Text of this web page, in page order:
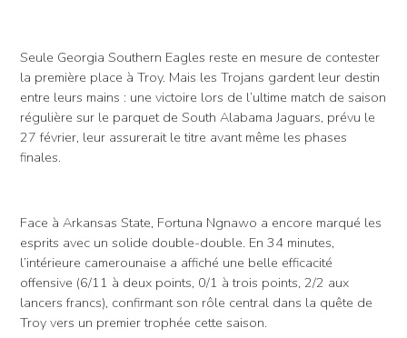
Seule Georgia Southern Eagles reste en mesure de contester
la première place à Troy. Mais les Trojans gardent leur destin
entre leurs mains : une victoire lors de l’ultime match de saison
régulière sur le parquet de South Alabama Jaguars, prévu le
27 février, leur assurerait le titre avant même les phases
finales.
Face à Arkansas State, Fortuna Ngnawo a encore marqué les
esprits avec un solide double-double. En 34 minutes,
l’intérieure camerounaise a affiché une belle efficacité
offensive (6/11 à deux points, 0/1 à trois points, 2/2 aux
lancers francs), confirmant son rôle central dans la quête de
Troy vers un premier trophée cette saison.